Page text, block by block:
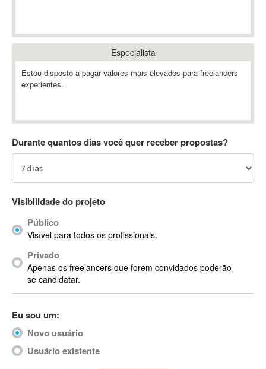
Ableton
Ableton Push
Abstract
AC3
ACID Pro
ACPI
Acrobat
Acrobat X
Acronis
ACT
Actimize
ActionScript
ActionScript 3
Especialista
Estou disposto a pagar valores mais elevados para freelancers
experientes.
Durante quantos dias você quer receber propostas?
Visibilidade do projeto
Público
Visível para todos os profissionais.
Privado
Apenas os freelancers que forem convidados poderão
se candidatar.
Eu sou um:
Novo usuário
Usuário existente